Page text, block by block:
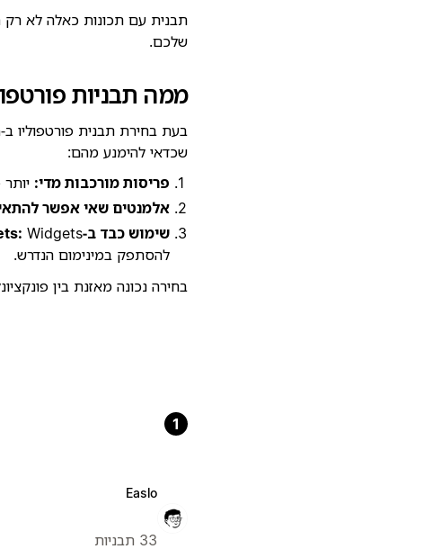
תבנית עם תכונות כאלה לא רק
שלכם.
ממה תבניות
שכדאי להימנע מהם:
פריסות מורכבות מדי:
אלמנטים שאי אפשר
שימוש כבד ב‑Widgets:
להסתפק במינימום הנדרש.
בחירה נכונה מאזנת בין
1
Easlo
33 תבניות